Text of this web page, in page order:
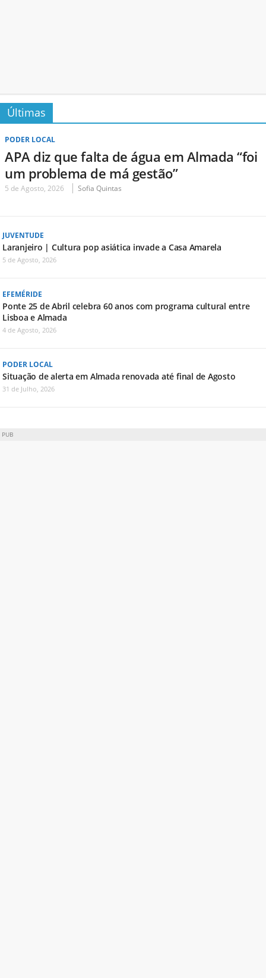
Últimas
PODER LOCAL
APA diz que falta de água em Almada “foi
um problema de má gestão”
5 de Agosto, 2026 Sofia Quintas
JUVENTUDE
Laranjeiro | Cultura pop asiática invade a Casa Amarela
5 de Agosto, 2026
EFEMÉRIDE
Ponte 25 de Abril celebra 60 anos com programa cultural entre
Lisboa e Almada
4 de Agosto, 2026
PODER LOCAL
Situação de alerta em Almada renovada até final de Agosto
31 de Julho, 2026
PUB